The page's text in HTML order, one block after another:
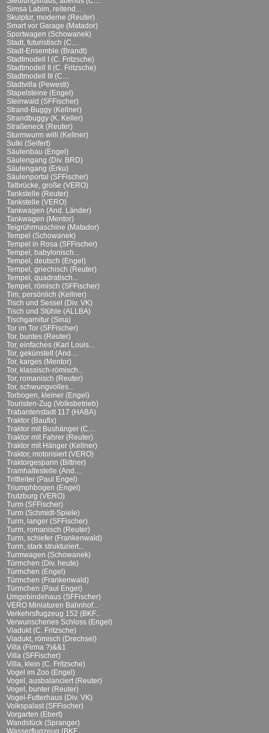
Simsa Labim, reitend...
Skulptur, moderne (Reuter)
Smart vor Garage (Matador)
Sportwagen (Schowanek)
Stadt, futuristisch (C....
Stadt-Ensemble (Brandt)
Stadtmodell I (C. Fritzsche)
Stadtmodell II (C. Fritzsche)
Stadtmodell III (C....
Stadtvilla (Pewesti)
Stapelsteine (Engel)
Steinwald (SFFischer)
Strand-Buggy (Kellner)
Strandbuggy (K. Keller)
Straßeneck (Reuter)
Sturmwurm willi (Kellner)
Sulki (Seifert)
Säulenbau (Engel)
Säulengang (Div. BRD)
Säulengang (Erku)
Säulenportal (SFFischer)
Talbrücke, große (VERO)
Tankstelle (Reuter)
Tankstelle (VERO)
Tankwagen (And. Länder)
Tankwagen (Mentor)
Teigrührmaschine (Matador)
Tempel (Schowanek)
Tempel in Rosa (SFFischer)
Tempel, babylonisch...
Tempel, deutsch (Engel)
Tempel, griechisch (Reuter)
Tempel, quadratisch...
Tempel, römisch (SFFischer)
Tim, persönlich (Kellner)
Tisch und Sessel (Div. VK)
Tisch und Stühle (ALLBA)
Tischgarnitur (Sina)
Tor im Tor (SFFischer)
Tor, buntes (Reuter)
Tor, einfaches (Karl Louis...
Tor, gekünstelt (And....
Tor, karges (Mentor)
Tor, klassisch-römisch...
Tor, romanisch (Reuter)
Tor, schwungvolles...
Torbogen, kleiner (Engel)
Touristen-Zug (Volksbetrieb)
Trabantenstadt 117 (HABA)
Traktor (Baufix)
Traktor mit Bushänger (C....
Traktor mit Fahrer (Reuter)
Traktor mit Hänger (Kellner)
Traktor, motorisiert (VERO)
Traktorgespann (Bittner)
Tramhaltestelle (And....
Trittleiter (Paul Engel)
Triumphbogen (Engel)
Trutzburg (VERO)
Turm (SFFischer)
Turm (Schmidt-Spiele)
Turm, langer (SFFischer)
Turm, romanisch (Reuter)
Turm, schiefer (Frankenwald)
Turm, stark strukturiert...
Turmwagen (Schowanek)
Türmchen (Div. heute)
Türmchen (Engel)
Türmchen (Frankenwald)
Türmchen (Paul Engel)
Umgebindehaus (SFFischer)
VERO Miniaturen Bahnhof...
Verkehrsflugzeug 152 (BKF...
Verwunschenes Schloss (Engel)
Viadukt (C. Fritzsche)
Viadukt, römisch (Drechsel)
Villa (Firma ?)&&1
Villa (SFFischer)
Villa, klein (C. Fritzsche)
Vogel im Zoo (Engel)
Vogel, ausbalanciert (Reuter)
Vogel, bunter (Reuter)
Vogel-Futterhaus (Div. VK)
Volkspalast (SFFischer)
Vorgarten (Ebert)
Wandstück (Spranger)
Wasserflugzeug (BKF